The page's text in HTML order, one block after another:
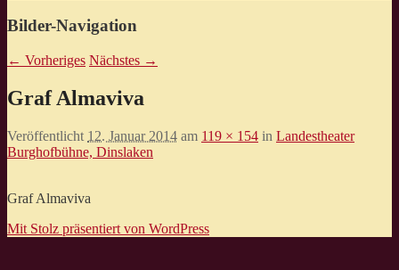
Bilder-Navigation
← Vorheriges Nächstes →
Graf Almaviva
Veröffentlicht 12. Januar 2014 am 119 × 154 in Landestheater
Burghofbühne, Dinslaken
Graf Almaviva
Mit Stolz präsentiert von WordPress